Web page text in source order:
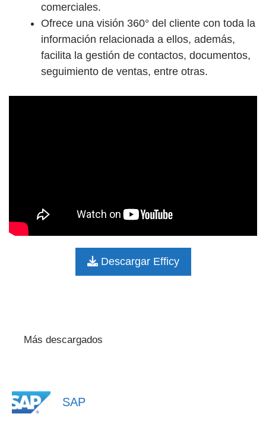
comerciales.
Ofrece una visión 360° del cliente con toda la
información relacionada a ellos, además,
facilita la gestión de contactos, documentos,
seguimiento de ventas, entre otras.
Descargar Efficy
Más descargados
SAP